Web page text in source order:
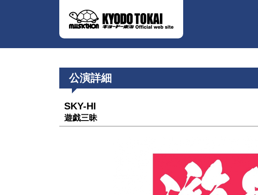
公演詳細
SKY-HI
遊戯三昧